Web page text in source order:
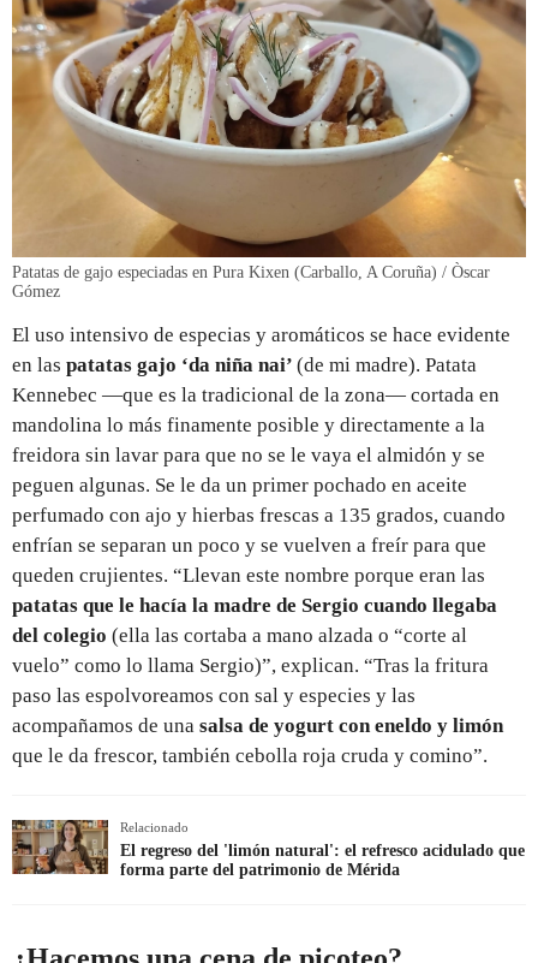
Patatas de gajo especiadas en Pura Kixen (Carballo, A Coruña) / Òscar
Gómez
El uso intensivo de especias y aromáticos se hace evidente
en las patatas gajo ‘da niña nai’ (de mi madre). Patata
Kennebec —que es la tradicional de la zona— cortada en
mandolina lo más finamente posible y directamente a la
freidora sin lavar para que no se le vaya el almidón y se
peguen algunas. Se le da un primer pochado en aceite
perfumado con ajo y hierbas frescas a 135 grados, cuando
enfrían se separan un poco y se vuelven a freír para que
queden crujientes. “Llevan este nombre porque eran las
patatas que le hacía la madre de Sergio cuando llegaba
del colegio (ella las cortaba a mano alzada o “corte al
vuelo” como lo llama Sergio)”, explican. “Tras la fritura
paso las espolvoreamos con sal y especies y las
acompañamos de una salsa de yogurt con eneldo y limón
que le da frescor, también cebolla roja cruda y comino”.
Relacionado
El regreso del 'limón natural': el refresco acidulado que
forma parte del patrimonio de Mérida